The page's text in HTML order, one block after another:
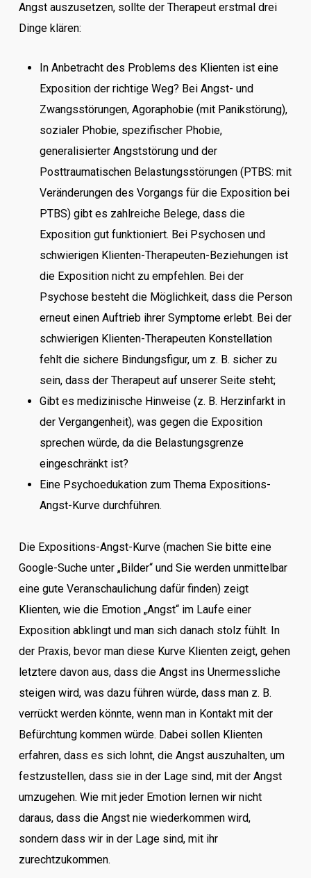
Angst auszusetzen, sollte der Therapeut erstmal drei
Dinge klären:
In Anbetracht des Problems des Klienten ist eine
Exposition der richtige Weg? Bei Angst- und
Zwangsstörungen, Agoraphobie (mit Panikstörung),
sozialer Phobie, spezifischer Phobie,
generalisierter Angststörung und der
Posttraumatischen Belastungsstörungen (PTBS: mit
Veränderungen des Vorgangs für die Exposition bei
PTBS) gibt es zahlreiche Belege, dass die
Exposition gut funktioniert. Bei Psychosen und
schwierigen Klienten-Therapeuten-Beziehungen ist
die Exposition nicht zu empfehlen. Bei der
Psychose besteht die Möglichkeit, dass die Person
erneut einen Auftrieb ihrer Symptome erlebt. Bei der
schwierigen Klienten-Therapeuten Konstellation
fehlt die sichere Bindungsfigur, um z. B. sicher zu
sein, dass der Therapeut auf unserer Seite steht;
Gibt es medizinische Hinweise (z. B. Herzinfarkt in
der Vergangenheit), was gegen die Exposition
sprechen würde, da die Belastungsgrenze
eingeschränkt ist?
Eine Psychoedukation zum Thema Expositions-
Angst-Kurve durchführen.
Die Expositions-Angst-Kurve (machen Sie bitte eine
Google-Suche unter „Bilder“ und Sie werden unmittelbar
eine gute Veranschaulichung dafür finden) zeigt
Klienten, wie die Emotion „Angst“ im Laufe einer
Exposition abklingt und man sich danach stolz fühlt. In
der Praxis, bevor man diese Kurve Klienten zeigt, gehen
letztere davon aus, dass die Angst ins Unermessliche
steigen wird, was dazu führen würde, dass man z. B.
verrückt werden könnte, wenn man in Kontakt mit der
Befürchtung kommen würde. Dabei sollen Klienten
erfahren, dass es sich lohnt, die Angst auszuhalten, um
festzustellen, dass sie in der Lage sind, mit der Angst
umzugehen. Wie mit jeder Emotion lernen wir nicht
daraus, dass die Angst nie wiederkommen wird,
sondern dass wir in der Lage sind, mit ihr
zurechtzukommen.